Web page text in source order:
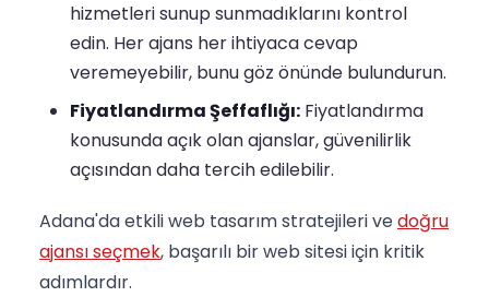
hizmetleri sunup sunmadıklarını kontrol
edin. Her ajans her ihtiyaca cevap
veremeyebilir, bunu göz önünde bulundurun.
Fiyatlandırma Şeffaflığı: Fiyatlandırma
konusunda açık olan ajanslar, güvenilirlik
açısından daha tercih edilebilir.
Adana'da etkili web tasarım stratejileri vedoğru
ajansı seçmek, başarılı bir web sitesi için kritik
adımlardır.